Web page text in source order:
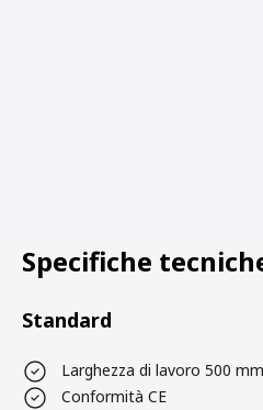
Specifiche
Standard
Larghezza di lavoro 500 mm
Conformità CE